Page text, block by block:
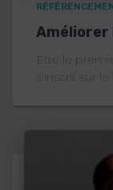
Améliorer
Etre le
s'inscrit sur